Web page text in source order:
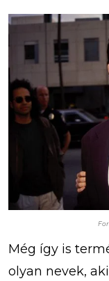
Még így is
olyan nevek,